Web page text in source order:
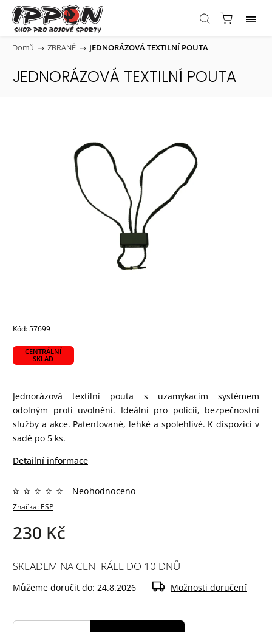
Domů / ZBRANĚ / JEDNORÁZOVÁ TEXTILNÍ POUTA
JEDNORÁZOVÁ TEXTILNÍ POUTA
Kód:57699
CENTRÁLNÍ
SKLAD
Jednorázová textilní pouta s uzamykacím systémem
odolným proti uvolnění. Ideální pro policii, bezpečnostní
služby a akce. Patentované, lehké a spolehlivé. K dispozici v
sadě po 5 ks.
Detailní informace
Značka: ESP
Neohodnoceno
230 Kč
SKLADEM NA CENTRÁLE DO 10 DNŮ
Můžeme doručit do: 24.8.2026 Možnosti doručení